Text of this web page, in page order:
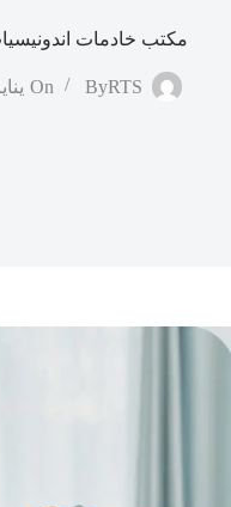
مكتب خادمات
ByRTS
On يناير 31,